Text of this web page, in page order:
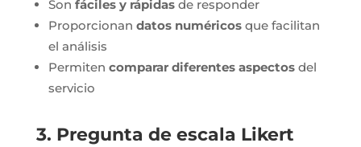
Son fáciles y rápidasde responder
Proporcionan datos numéricosque facilitan
el análisis
Permiten comparar diferentes aspectosdel
servicio
3. Pregunta de escala Likert